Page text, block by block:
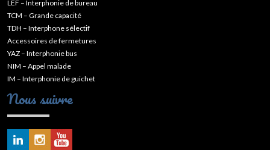
LEF – Interphonie de bureau
TCM – Grande capacité
TDH – Interphone sélectif
Accessoires de fermetures
YAZ – Interphonie bus
NIM – Appel malade
IM – Interphonie de guichet
Nous suivre